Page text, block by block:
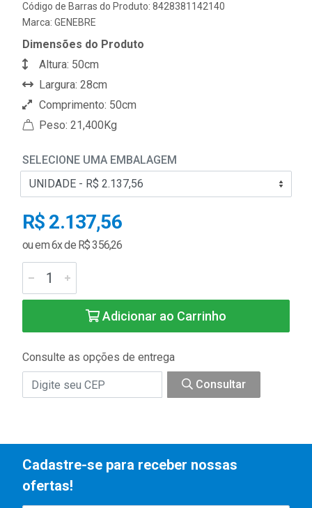
Código de Barras do Produto: 8428381142140
Marca: GENEBRE
Dimensões do Produto
Altura: 50cm
Largura: 28cm
Comprimento: 50cm
Peso: 21,400Kg
SELECIONE UMA EMBALAGEM
R$ 2.137,56
ou em 6x de R$ 356,26
Adicionar ao Carrinho
Consulte as opções de entrega
Consultar
Cadastre-se para receber nossas
ofertas!